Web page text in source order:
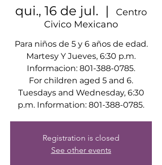
qui., 16 de jul.
  |
Centro
Civico Mexicano
Para niños de 5 y 6 años de edad.
Martesy Y Jueves, 6:30 p.m.
Informacion: 801-388-0785.
For children aged 5 and 6.
Tuesdays and Wednesday, 6:30
p.m. Information: 801-388-0785.
Registration is closed
See other events